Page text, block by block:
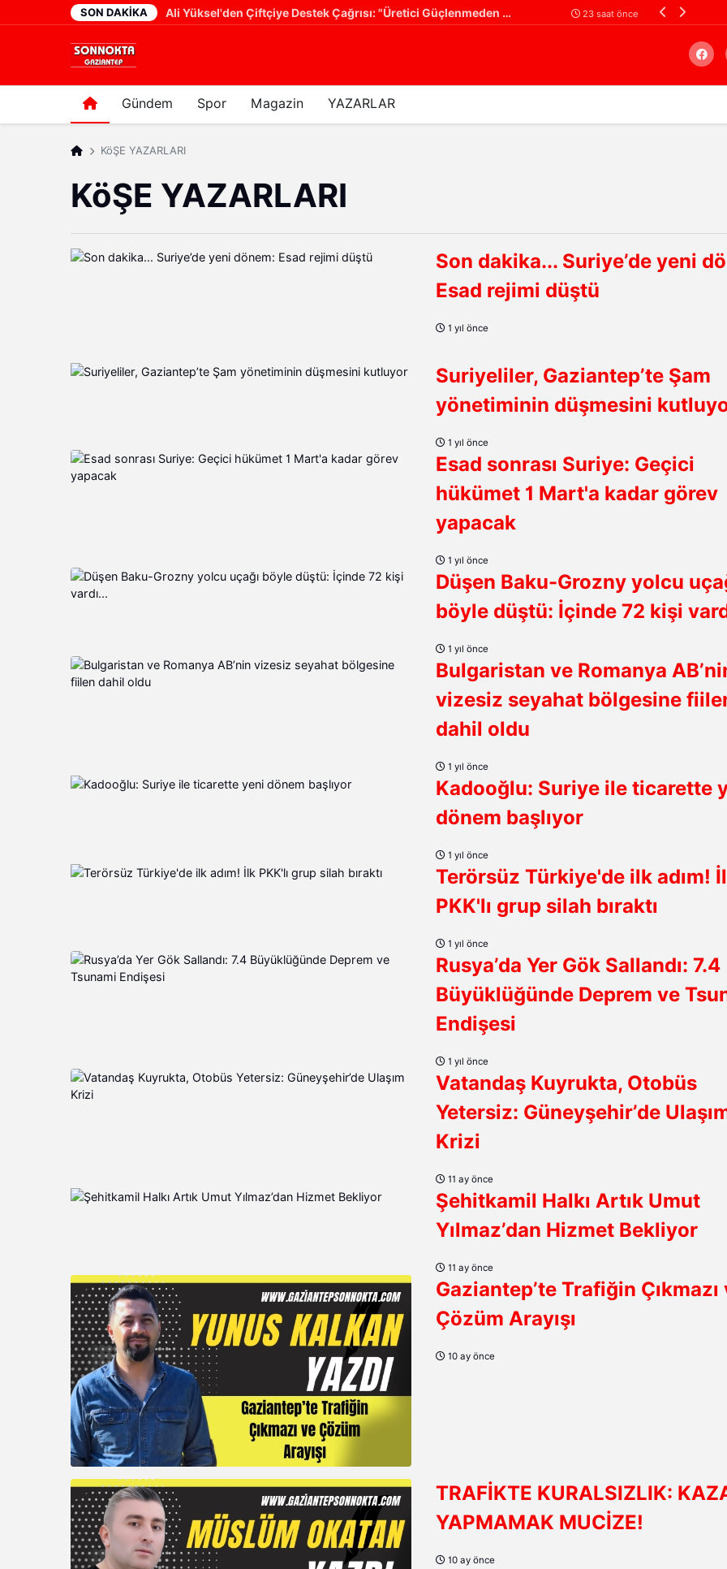
SON DAKIKA
23 saat önce Filistin Konvoyu Gazianteplilerle buluştu! 1 gün önce Gaziantep'li
Gündem Spor Magazin YAZARLAR
KöŞE YAZARLARI
KöŞE YAZARLARI
Son dakika... Suriye’de yeni
Esad rejimi düştü
1 yıl önce
Suriyeliler, Gaziantep’te Şam
yönetiminin düşmesini
1 yıl önce
Esad sonrası Suriye: Geçici
hükümet 1 Mart'a kadar görev
yapacak
1 yıl önce
Düşen Baku-Grozny yolcu
böyle düştü: İçinde 72 kişi
1 yıl önce
Bulgaristan ve Romanya
vizesiz seyahat bölgesine
dahil oldu
1 yıl önce
Kadooğlu: Suriye ile ticarette
dönem başlıyor
1 yıl önce
Terörsüz Türkiye'de ilk adım!
PKK'lı grup silah bıraktı
1 yıl önce
Rusya’da Yer Gök Sallandı: 7.4
Büyüklüğünde Deprem ve
Endişesi
1 yıl önce
Vatandaş Kuyrukta, Otobüs
Yetersiz: Güneyşehir’de
Krizi
11 ay önce
Şehitkamil Halkı Artık Umut
Yılmaz’dan Hizmet Bekliyor
11 ay önce
Gaziantep’te Trafiğin Çıkmazı
Çözüm Arayışı
10 ay önce
TRAFİKTE KURALSIZLIK:
YAPMAMAK MUCİZE!
10 ay önce